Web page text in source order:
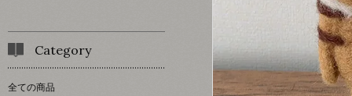
Category
全ての商品